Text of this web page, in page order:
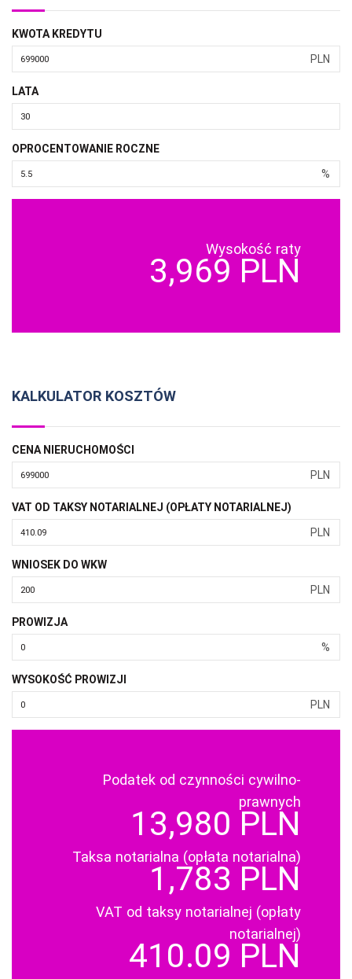
KWOTA KREDYTU
PLN
LATA
OPROCENTOWANIE ROCZNE
%
Wysokość raty
3,969 PLN
KALKULATOR KOSZTÓW
CENA NIERUCHOMOŚCI
PLN
VAT OD TAKSY NOTARIALNEJ (OPŁATY NOTARIALNEJ)
PLN
WNIOSEK DO WKW
PLN
PROWIZJA
%
WYSOKOŚĆ PROWIZJI
PLN
Podatek od czynności cywilno-
prawnych
13,980 PLN
Taksa notarialna (opłata notarialna)
1,783 PLN
VAT od taksy notarialnej (opłaty
notarialnej)
410.09 PLN